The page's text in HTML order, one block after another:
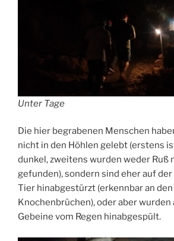
Unter Tage
Die hier begrabenen Menschen
nicht in den Höhlen gelebt (erstens
dunkel, zweitens wurden weder Ruß
gefunden), sondern sind eher auf
Tier hinabgestürzt (erkennbar an den
Knochenbrüchen), oder aber wurden
Gebeine vom Regen hinabgespült.